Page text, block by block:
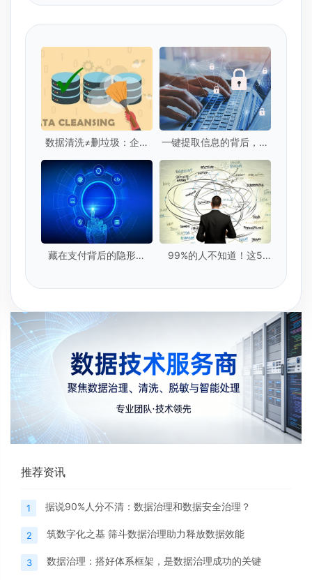
数据清洗≠删垃圾：企业
准是什么？
一键提取信息的背后，你
藏在支付背后的隐形卫
99%的人不知道！这5
推荐资讯
1 据说90%人分不清：数据治理和数据安全治理？
2 筑数字化之基 筛斗数据治理助力释放数据效能
3 数据治理：搭好体系框架，是数据治理成功的关键